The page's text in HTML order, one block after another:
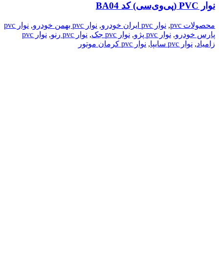
نوار PVC (پی‌وی‌سی) کد BA04
محصولات pvc , نوار pvc ایران خودرو , نوار pvc بهمن خودرو ,
نوار pvc
پارس خودرو, نوار pvc پژو , نوار pvc جک , نوار pvc رنو ,
نوار pvc
زامیاد, نوار pvc سایپا , نوار pvc کرمان موتور